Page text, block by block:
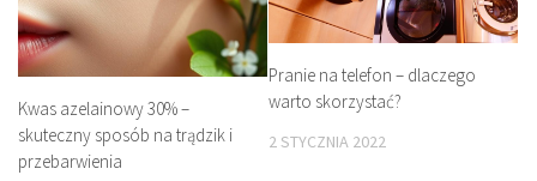
Kwas azelainowy 30% –
skuteczny sposób na trądzik i
przebarwienia
Pranie na telefon – dlaczego
warto skorzystać?
2 STYCZNIA 2022